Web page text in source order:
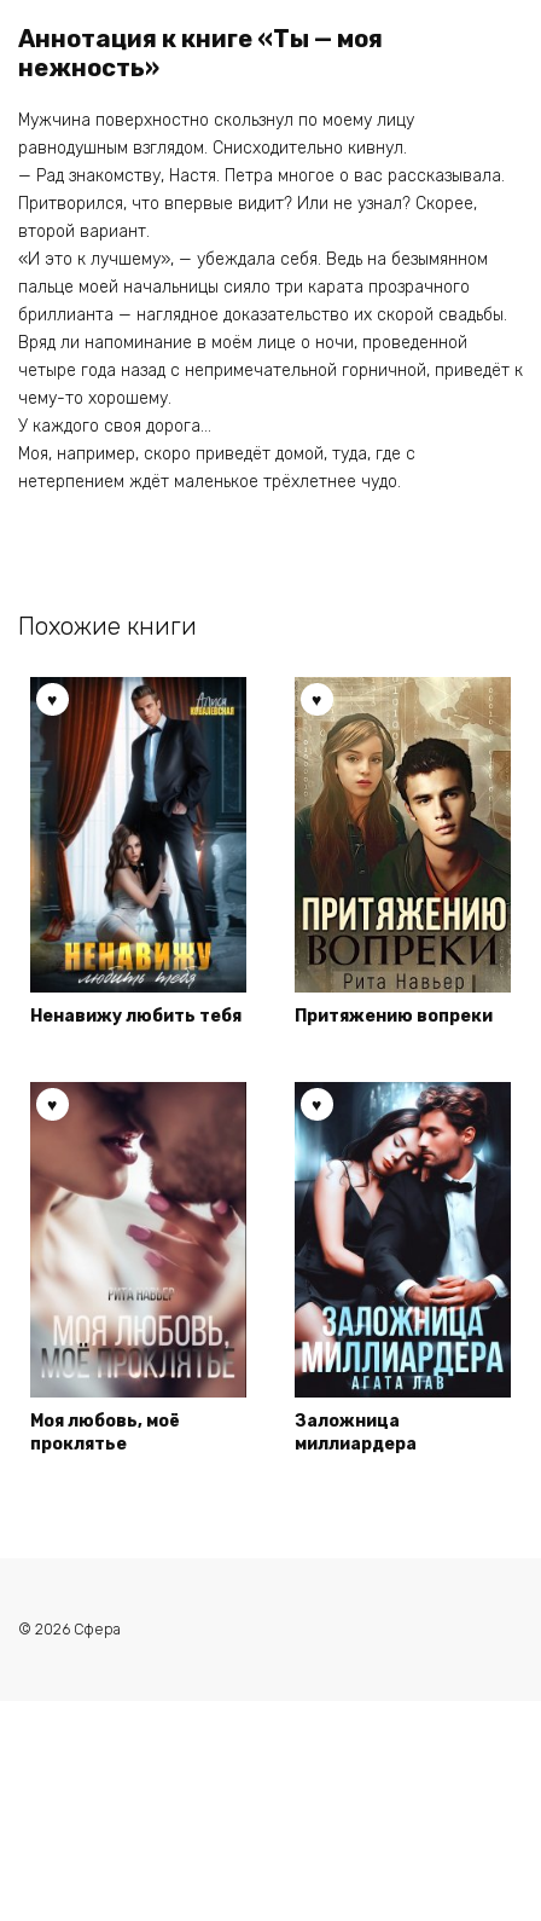
Аннотация к книге «Ты — моя
нежность»
Мужчина поверхностно скользнул по моему лицу
равнодушным взглядом. Снисходительно кивнул.
— Рад знакомству, Настя. Петра многое о вас рассказывала.
Притворился, что впервые видит? Или не узнал? Скорее,
второй вариант.
«И это к лучшему», — убеждала себя. Ведь на безымянном
пальце моей начальницы сияло три карата прозрачного
бриллианта — наглядное доказательство их скорой свадьбы.
Вряд ли напоминание в моём лице о ночи, проведенной
четыре года назад с непримечательной горничной, приведёт к
чему-то хорошему.
У каждого своя дорога…
Моя, например, скоро приведёт домой, туда, где с
нетерпением ждёт маленькое трёхлетнее чудо.
Похожие книги
Ненавижу любить тебя Притяжению вопреки
Моя любовь, моё
проклятье
Заложница
миллиардера
© 2026 Сфера